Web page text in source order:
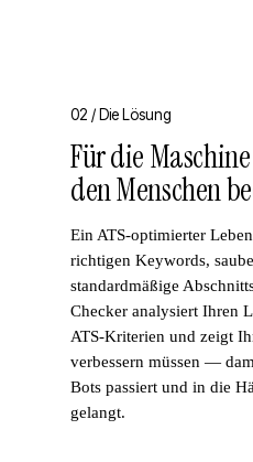
02 / Die Lösung
Für die
den Menschen
Ein ATS-optimierter
richtigen Keywords,
standardmäßige
Checker analysiert Ihren
ATS-Kriterien und zeigt
verbessern müssen —
Bots passiert und in die
gelangt.